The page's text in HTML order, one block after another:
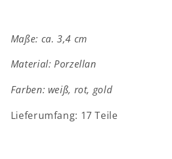
Wichteltür
Wichteltür
Maße: ca. 3,4 cm
Material: Porzellan
Farben: weiß, rot, gold
Lieferumfang: 17 Teile